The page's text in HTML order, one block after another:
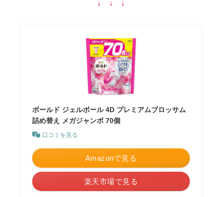
↓ ↓ ↓
ボールド ジェルボール 4D プレミアムブロッサム
詰め替え メガジャンボ 70個
口コミを見る
Amazonで見る
楽天市場で見る